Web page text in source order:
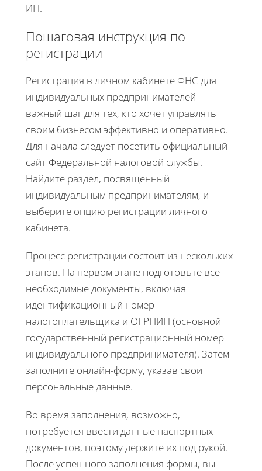
ИП.
Пошаговая инструкция по
регистрации
Регистрация в личном кабинете ФНС для
индивидуальных предпринимателей -
важный шаг для тех, кто хочет управлять
своим бизнесом эффективно и оперативно.
Для начала следует посетить официальный
сайт Федеральной налоговой службы.
Найдите раздел, посвященный
индивидуальным предпринимателям, и
выберите опцию регистрации личного
кабинета.
Процесс регистрации состоит из нескольких
этапов. На первом этапе подготовьте все
необходимые документы, включая
идентификационный номер
налогоплательщика и ОГРНИП (основной
государственный регистрационный номер
индивидуального предпринимателя). Затем
заполните онлайн-форму, указав свои
персональные данные.
Во время заполнения, возможно,
потребуется ввести данные паспортных
документов, поэтому держите их под рукой.
После успешного заполнения формы, вы